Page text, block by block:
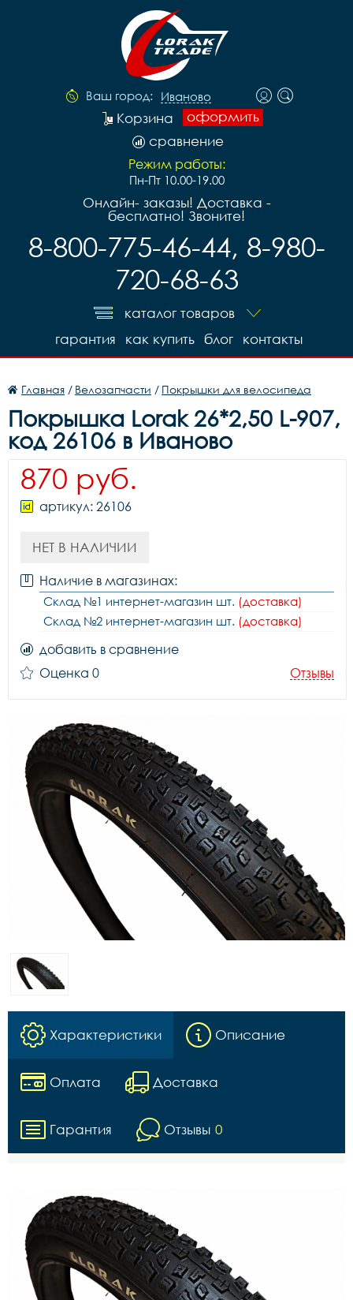
Ваш город: Иваново
оформить
Корзина
сравнение
Режим работы:
Пн-Пт 10.00-19.00
Онлайн- заказы! Доставка -
бесплатно! Звоните!
8-800-775-46-44, 8-980-
720-68-63
каталог товаров
контакты
блог
как купить
гарантия
Главная / Велозапчасти / Покрышки для велосипеда
Покрышка Lorak 26*2,50 L-907,
код 26106 в Иваново
870 руб.
артикул: 26106
НЕТ В НАЛИЧИИ
Наличие в магазинах:
Склад №1 интернет-магазин шт. (доставка)
Склад №2 интернет-магазин шт. (доставка)
добавить в сравнение
Оценка 0
Отзывы
Характеристики Описание
Оплата Доставка
Гарантия Отзывы 0